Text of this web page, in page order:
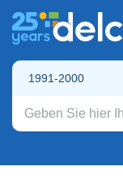
1991-2000